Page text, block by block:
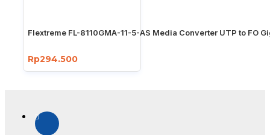
Flextreme FL-8110GMA-11-5-AS Media Converter UTP to FO
Rp294.500